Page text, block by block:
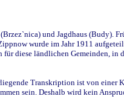
und Jagdhaus (Budy).
wurde im Jahr 1911
ländlichen Gemeinden, in
Transkription ist von
sein. Deshalb wird kein